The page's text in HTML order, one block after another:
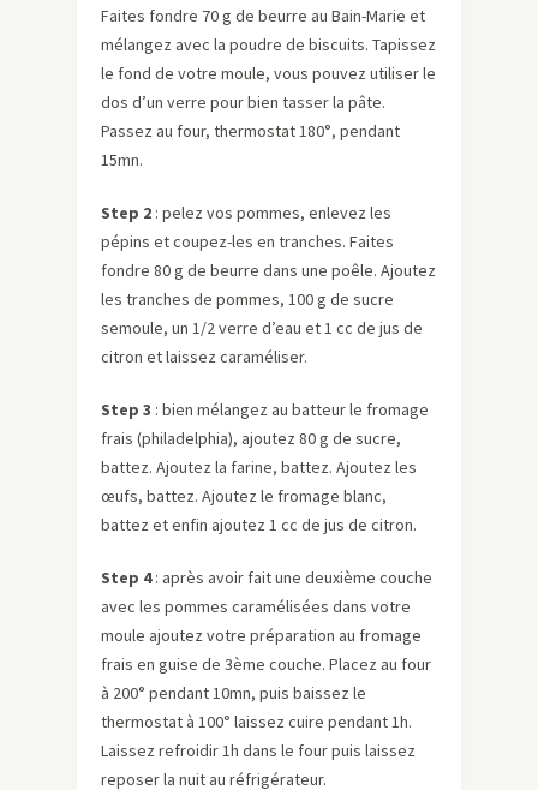
Faites fondre 70 g de beurre au Bain-Marie et
mélangez avec la poudre de biscuits. Tapissez
le fond de votre moule, vous pouvez utiliser le
dos d’un verre pour bien tasser la pâte.
Passez au four, thermostat 180°, pendant
15mn.
Step 2 : pelez vos pommes, enlevez les
pépins et coupez-les en tranches. Faites
fondre 80 g de beurre dans une poêle. Ajoutez
les tranches de pommes, 100 g de sucre
semoule, un 1/2 verre d’eau et 1 cc de jus de
citron et laissez caraméliser.
Step 3 : bien mélangez au batteur le fromage
frais (philadelphia), ajoutez 80 g de sucre,
battez. Ajoutez la farine, battez. Ajoutez les
œufs, battez. Ajoutez le fromage blanc,
battez et enfin ajoutez 1 cc de jus de citron.
Step 4: après avoir fait une deuxième couche
avec les pommes caramélisées dans votre
moule ajoutez votre préparation au fromage
frais en guise de 3ème couche. Placez au four
à 200° pendant 10mn, puis baissez le
thermostat à 100° laissez cuire pendant 1h.
Laissez refroidir 1h dans le four puis laissez
reposer la nuit au réfrigérateur.